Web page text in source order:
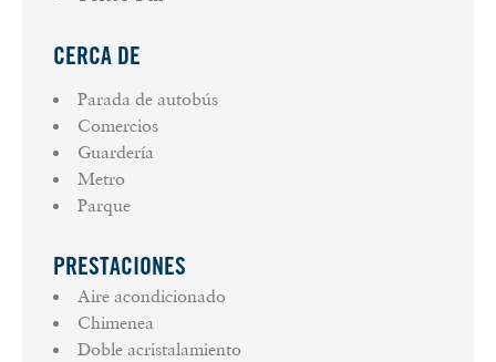
CERCA DE
Parada de autobús
Comercios
Guardería
Metro
Parque
PRESTACIONES
Aire acondicionado
Chimenea
Doble acristalamiento